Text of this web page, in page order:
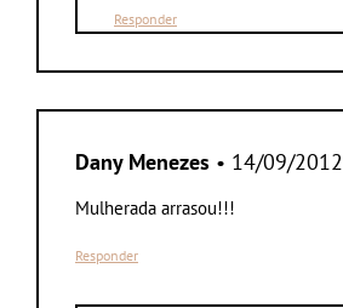
Responder
Dany Menezes • 14/09/2012
Mulherada arrasou!!!
Responder